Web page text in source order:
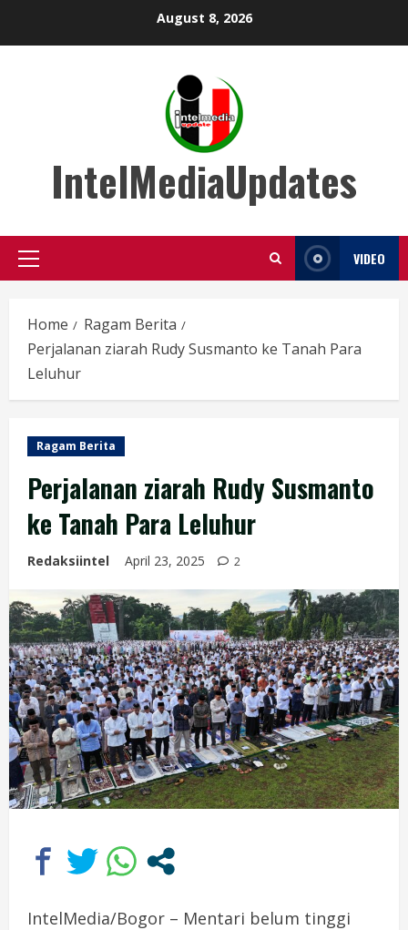
August 8, 2026
IntelMediaUpdates
Primary
VIDEO
Home
Ragam Berita
Perjalanan ziarah Rudy Susmanto ke Tanah Para
Leluhur
Ragam Berita
Perjalanan ziarah Rudy Susmanto
ke Tanah Para Leluhur
Redaksiintel April 23, 2025 2
IntelMedia/Bogor – Mentari belum tinggi